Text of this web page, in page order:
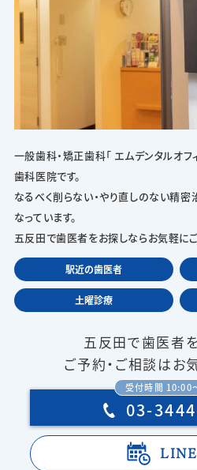
一般歯科・矯正歯科「 エムデンタルオ
歯科医院です。
なるべく削らない・やり直しのない精
なっています。
五反田で歯医者をお探しならお気軽にご
駅近の歯医者
土曜診療
五反田で歯医者
ご予約・ご相談はお
受付時間 10:00
03-
LINE